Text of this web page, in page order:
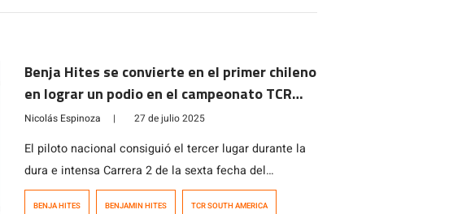
Benja Hites se convierte en el primer chileno
en lograr un podio en el campeonato TCR
South America
Nicolás Espinoza | 27 de julio 2025
El piloto nacional consiguió el tercer lugar durante la
dura e intensa Carrera 2 de la sexta fecha del
certamen disputada en Uruguay.
BENJA HITES BENJAMIN HITES TCR SOUTH AMERICA